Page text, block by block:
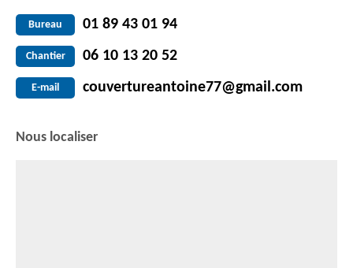
Bureau 01 89 43 01 94
Chantier 06 10 13 20 52
E-mail couvertureantoine77@gmail.com
Nous localiser